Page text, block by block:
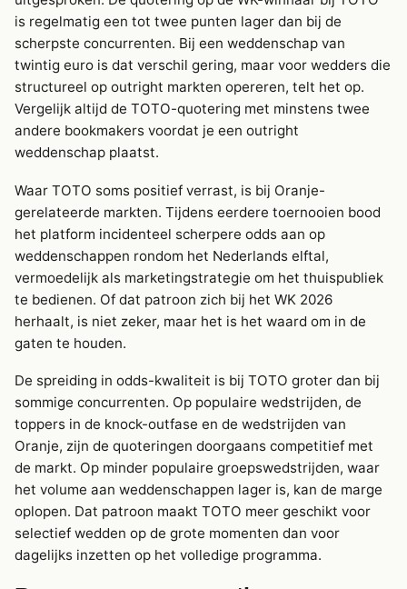
is regelmatig een tot twee punten lager dan bij de
scherpste concurrenten. Bij een weddenschap van
twintig euro is dat verschil gering, maar voor wedders die
structureel op outright markten opereren, telt het op.
Vergelijk altijd de TOTO-quotering met minstens twee
andere bookmakers voordat je een outright
weddenschap plaatst.
Waar TOTO soms positief verrast, is bij Oranje-
gerelateerde markten. Tijdens eerdere toernooien bood
het platform incidenteel scherpere odds aan op
weddenschappen rondom het Nederlands elftal,
vermoedelijk als marketingstrategie om het thuispubliek
te bedienen. Of dat patroon zich bij het WK 2026
herhaalt, is niet zeker, maar het is het waard om in de
gaten te houden.
De spreiding in odds-kwaliteit is bij TOTO groter dan bij
sommige concurrenten. Op populaire wedstrijden, de
toppers in de knock-outfase en de wedstrijden van
Oranje, zijn de quoteringen doorgaans competitief met
de markt. Op minder populaire groepswedstrijden, waar
het volume aan weddenschappen lager is, kan de marge
oplopen. Dat patroon maakt TOTO meer geschikt voor
selectief wedden op de grote momenten dan voor
dagelijks inzetten op het volledige programma.